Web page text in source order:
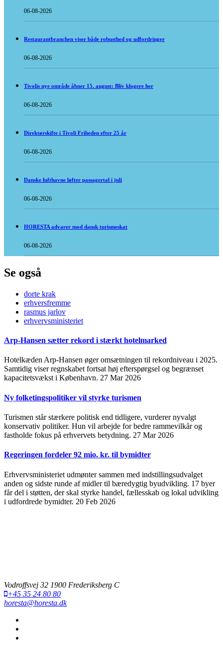
06-08-2026
Restaurantbranchen viser både robusthed og udfordringer
06-08-2026
Tivolis nye område åbner 15. august: Bliv klogere her
06-08-2026
Direktørskifte i Tivoli Friheden efter 25 år
06-08-2026
Danske lufthavne løfter passagertal i juli
06-08-2026
HORESTA advarer mod dansk turismeskat
06-08-2026
Se også
dorte krak
erhversfremme
rasmus jarlov
erhvervsministeriet
Arp-Hansen sætter rekord i stærkt hotelmarked
Hotelkæden Arp-Hansen øger omsætningen til rekordniveau i 2025.
Samtidig viser regnskabet fortsat høj efterspørgsel og begrænset
kapacitetsvækst i København. 27 Mar 2026
Ny folketingspolitiker vil styrke turismen
Turismen står stærkere politisk end tidligere, vurderer nyvalgt
konservativ politiker. Hun vil arbejde for bedre rammevilkår og
fastholde fokus på erhvervets betydning. 27 Mar 2026
Regeringen fordeler 92 mio. kr. til bymidter
Erhvervsministeriet udmønter sammen med indstillingsudvalget
anden og sidste runde af midler til bæredygtig byudvikling. 17 byer
får del i støtten, der skal styrke handel, fællesskab og lokal udvikling
i udfordrede bymidter. 20 Feb 2026
Vodroffsvej 32 1900 Frederiksberg C
+45 35 24 80 80
horesta@horesta.dk